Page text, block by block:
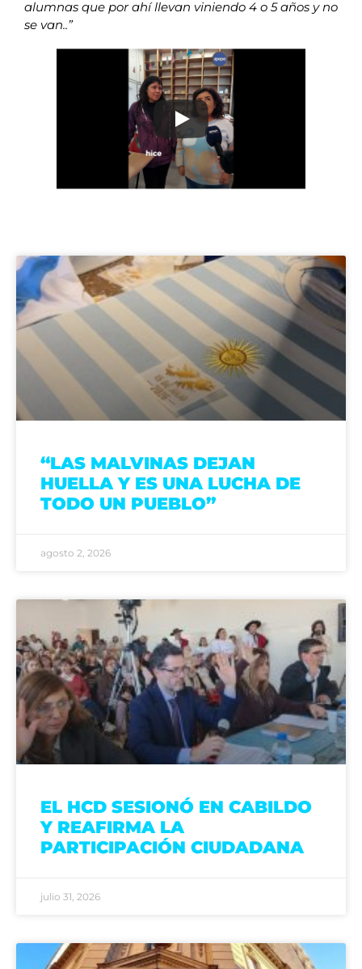
alumnas que por ahí llevan viniendo 4 o 5 años y no
se van..”
“LAS MALVINAS DEJAN
HUELLA Y ES UNA LUCHA DE
TODO UN PUEBLO”
agosto 2, 2026
EL HCD SESIONÓ EN CABILDO
Y REAFIRMA LA
PARTICIPACIÓN CIUDADANA
julio 31, 2026